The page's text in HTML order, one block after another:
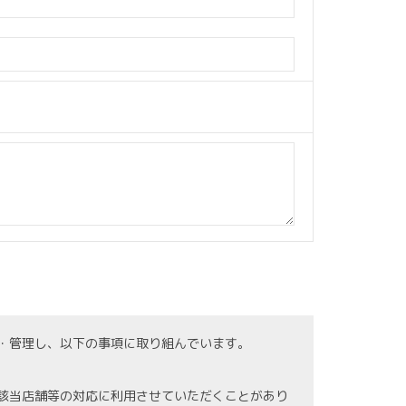
理し、以下の事項に取り組んでいます。
店舗等の対応に利用させていただくことがあり